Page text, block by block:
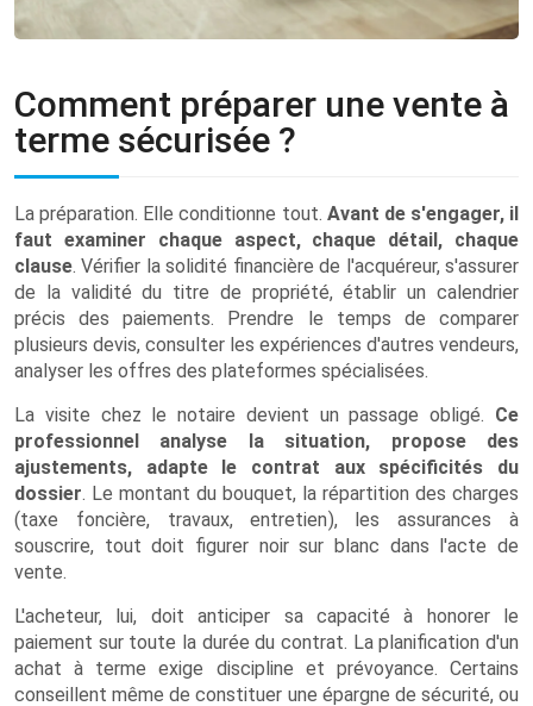
Comment préparer une vente à
terme sécurisée ?
La préparation. Elle conditionne tout. Avant de s'engager, il
faut examiner chaque aspect, chaque détail, chaque
clause. Vérifier la solidité financière de l'acquéreur, s'assurer
de la validité du titre de propriété, établir un calendrier
précis des paiements. Prendre le temps de comparer
plusieurs devis, consulter les expériences d'autres vendeurs,
analyser les offres des plateformes spécialisées.
La visite chez le notaire devient un passage obligé. Ce
professionnel analyse la situation, propose des
ajustements, adapte le contrat aux spécificités du
dossier. Le montant du bouquet, la répartition des charges
(taxe foncière, travaux, entretien), les assurances à
souscrire, tout doit figurer noir sur blanc dans l'acte de
vente.
L'acheteur, lui, doit anticiper sa capacité à honorer le
paiement sur toute la durée du contrat. La planification d'un
achat à terme exige discipline et prévoyance. Certains
conseillent même de constituer une épargne de sécurité, ou